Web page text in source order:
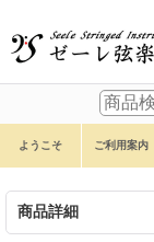
ようこそ ご利用案内
商品詳細